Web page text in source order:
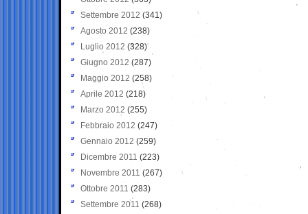
Settembre 2012 (341)
Agosto 2012 (238)
Luglio 2012 (328)
Giugno 2012 (287)
Maggio 2012 (258)
Aprile 2012 (218)
Marzo 2012 (255)
Febbraio 2012 (247)
Gennaio 2012 (259)
Dicembre 2011 (223)
Novembre 2011 (267)
Ottobre 2011 (283)
Settembre 2011 (268)